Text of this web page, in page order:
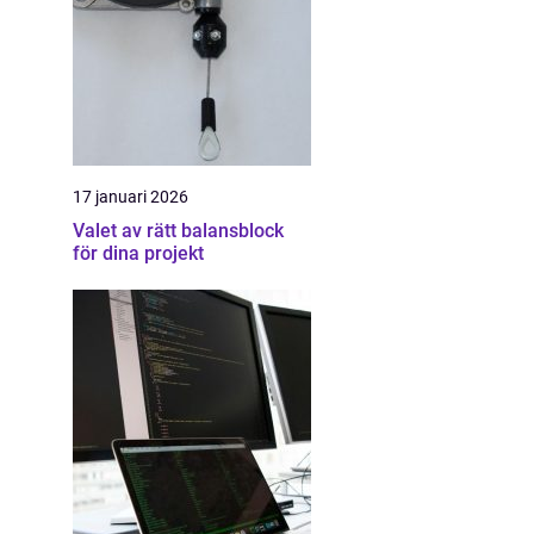
17 januari 2026
Valet av rätt balansblock
för dina projekt